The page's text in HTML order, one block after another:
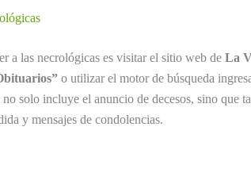
a las necrológicas es visitar el sitio web de La
o utilizar el motor de búsqueda
solo incluye el anuncio de decesos, sino que
y mensajes de condolencias.